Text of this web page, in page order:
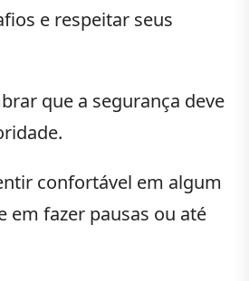
e respeitar seus
que a segurança deve
confortável em algum
em fazer pausas ou até